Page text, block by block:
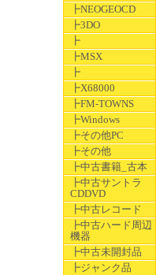
┣NEOGEOCD
┣3DO
┣
┣MSX
┣
┣X68000
┣FM-TOWNS
┣Windows
┣その他PC
┣その他
┣中古書籍_古本
┣中古サントラ
CDDVD
┣中古レコード
┣中古ハード周辺
機器
┣中古未開封品
┣ジャンク品